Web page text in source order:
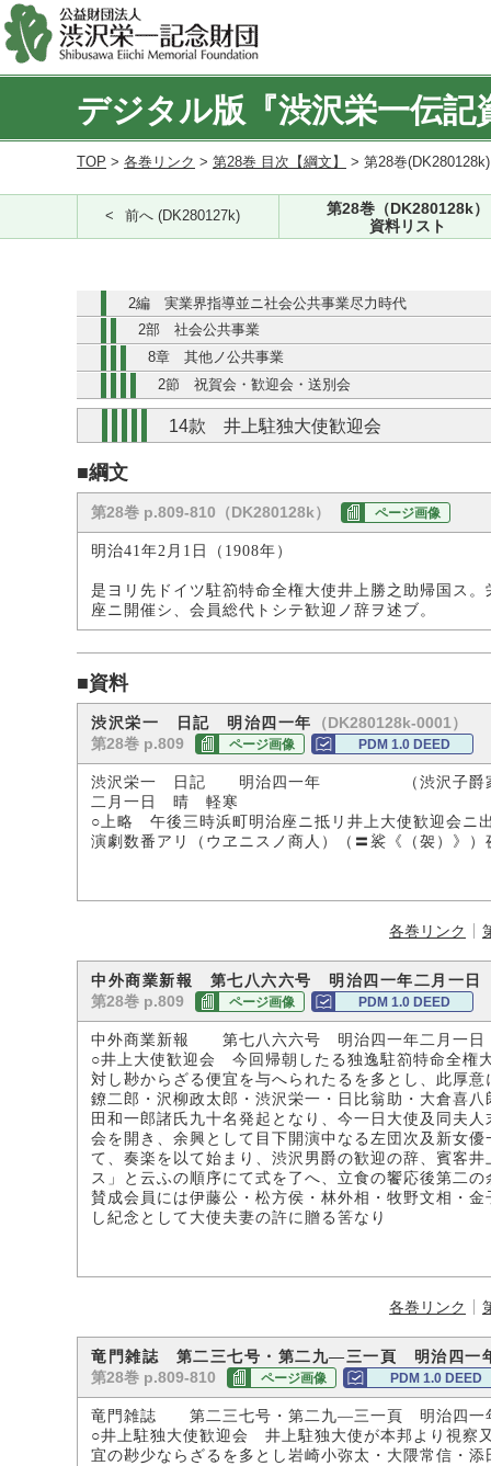
デジタル版『渋沢栄一伝記
TOP > 各巻リンク > 第28巻 目次【綱文】 > 第28巻
前へ (DK280127k)
第28巻（DK280128k）
資料リスト
2編 実業界指導並ニ社会公共事業尽力時代
2部 社会公共事業
8章 其他ノ公共事業
2節 祝賀会・歓迎会・送別会
14款 井上駐独大使歓迎会
■綱文
第28巻 p.809-810（DK280128k） ページ画像
明治41年2月1日（1908年）
是ヨリ先ドイツ駐箚特命全権大使井上勝之助帰国ス
座ニ開催シ、会員総代トシテ歓迎ノ辞ヲ述ブ。
■資料
渋沢栄一 日記 明治四一年
（DK280128k-0001）
第28巻 p.809
ページ画像 PDM 1.0 DEED
渋沢栄一 日記 明治四一年 （渋沢子爵家
二月一日 晴 軽寒
○上略 午後三時浜町明治座ニ抵リ井上大使歓迎会ニ
演劇数番アリ（ウヱニスノ商人）（〓裟《（袈）》）
各巻リンク
中外商業新報 第七八六六号 明治四一年二月一日
第28巻 p.809 ページ画像 PDM 1.0 DEED
中外商業新報 第七八六六号 明治四一年二月一日
○井上大使歓迎会 今回帰朝したる独逸駐箚特命全権
対し尠からざる便宜を与へられたるを多とし、此厚
鐐二郎・沢柳政太郎・渋沢栄一・日比翁助・大倉喜
田和一郎諸氏九十名発起となり、今一日大使及同夫
会を開き、余興として目下開演中なる左団次及新女
て、奏楽を以て始まり、渋沢男爵の歓迎の辞、賓客
ス」と云ふの順序にて式を了へ、立食の饗応後第二
賛成会員には伊藤公・松方侯・林外相・牧野文相・
し紀念として大使夫妻の許に贈る筈なり
各巻リンク
竜門雑誌 第二三七号・第二九―三一頁 明治四一
第28巻 p.809-810 ページ画像 PDM 1.0 DEED
竜門雑誌 第二三七号・第二九―三一頁 明治四一
○井上駐独大使歓迎会 井上駐独大使が本邦より視察
宜の尠少ならざるを多とし岩崎小弥太・大隈常信・